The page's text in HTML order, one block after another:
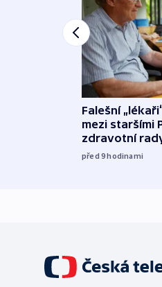
Falešní
mezi staršími
zdravotní
před 9hodinami